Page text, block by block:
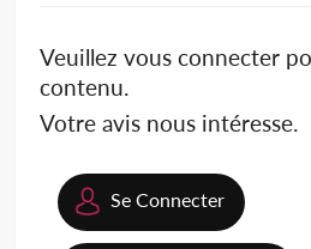
Veuillez vous connecter
contenu.
Votre avis nous intéresse.
Se Connecter